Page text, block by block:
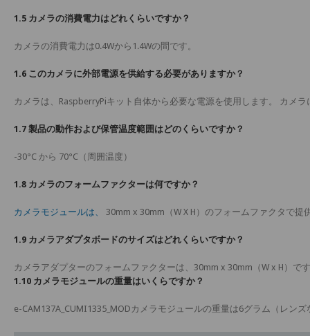
1.5 カメラの消費電力はどれくらいですか？
カメラの消費電力は0.4Wから1.4Wの間です。
1.6 このカメラに外部電源を供給する必要がありますか？
カメラは、RaspberryPiキット自体から必要な電源を使用します。 カメ
1.7 製品の動作および保管温度範囲はどのくらいですか？
-30°C から 70°C（周囲温度）
1.8 カメラのフォームファクターは何ですか？
カメラモジュールは、 30mm x 30mm（W X H）のフォームファクタで提
1.9 カメラアダプタボードのサイズはどれくらいですか？
カメラアダプターのフォームファクターは、30mm x 30mm（W x H）で
1.10 カメラモジュールの重量はいくらですか？
e-CAM137A_CUMI1335_MODカメラモジュールの重量は6グラム（レンズ